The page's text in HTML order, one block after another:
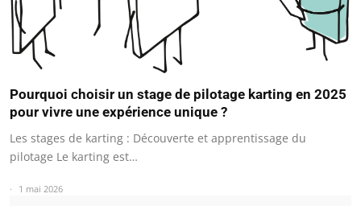
Pourquoi choisir un stage de pilotage karting en 2025
pour vivre une expérience unique ?
Les stages de karting : Découverte et apprentissage du
pilotage Le karting est…
1 mai 2026